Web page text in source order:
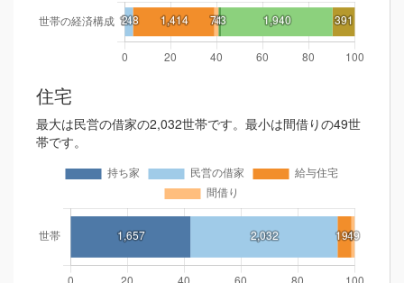
住宅
最大は民営の借家の2,032世帯です。最小は間借りの49世
帯です。